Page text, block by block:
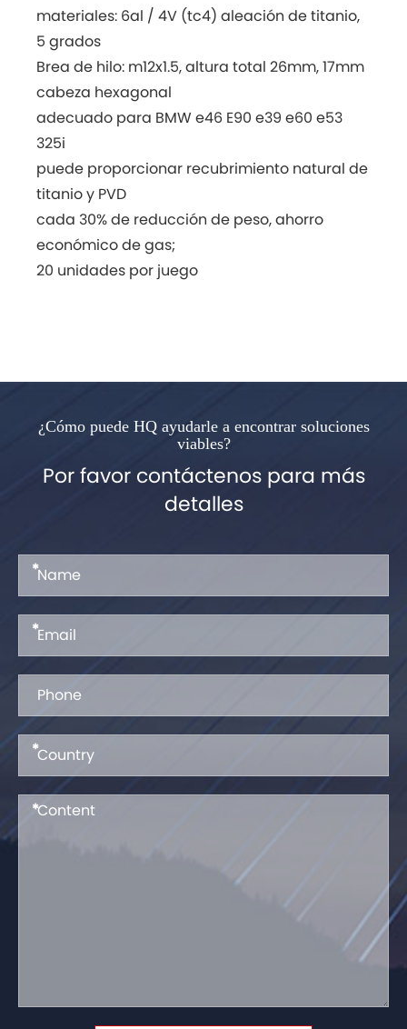
materiales: 6al / 4V (tc4) aleación de titanio,
5 grados
Brea de hilo: m12x1.5, altura total 26mm, 17mm
cabeza hexagonal
adecuado para BMW e46 E90 e39 e60 e53
325i
puede proporcionar recubrimiento natural de
titanio y PVD
cada 30% de reducción de peso, ahorro
económico de gas;
20 unidades por juego
¿Cómo puede HQ ayudarle a encontrar soluciones
viables?
Por favor contáctenos para más
detalles
*
*
*
*